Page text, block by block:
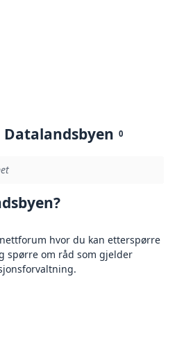
0
hvor du kan etterspørre
spørre om råd som gjelder